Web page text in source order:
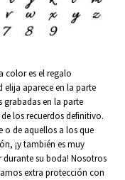
color es el regalo
elija aparece en la parte
en la parte
los recuerdos definitivo.
de aquellos a los que
¡y también es muy
durante su boda! Nosotros
extra protección con